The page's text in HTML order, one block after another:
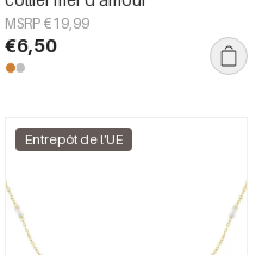
MSRP €19,99
€6,50
Entrepôt de l'UE